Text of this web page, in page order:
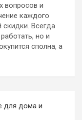
вопросов и
каждого
Всегда
но и
сполна, а
для дома и